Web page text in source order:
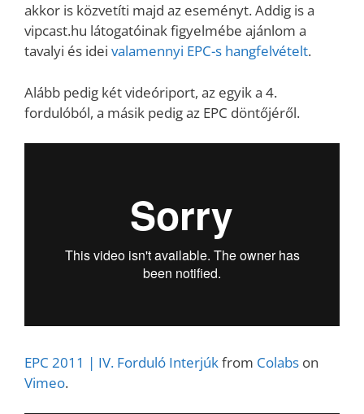
akkor is közvetíti majd az eseményt. Addig is a
vipcast.hu látogatóinak figyelmébe ajánlom a
tavalyi és idei valamennyi EPC-s hangfelvételt.
Alább pedig két videóriport, az egyik a 4.
fordulóból, a másik pedig az EPC döntőjéről.
EPC 2011 | IV. Forduló Interjúkfrom Colabs on
Vimeo.